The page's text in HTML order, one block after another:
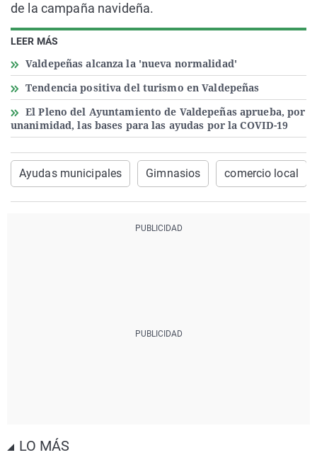
LEER MÁS
Valdepeñas alcanza la 'nueva normalidad'
Tendencia positiva del turismo en Valdepeñas
El Pleno del Ayuntamiento de Valdepeñas aprueba, por
unanimidad, las bases para las ayudas por la COVID-19
de la campaña navideña.
Ayudas municipales Gimnasios comercio local
LO MÁS